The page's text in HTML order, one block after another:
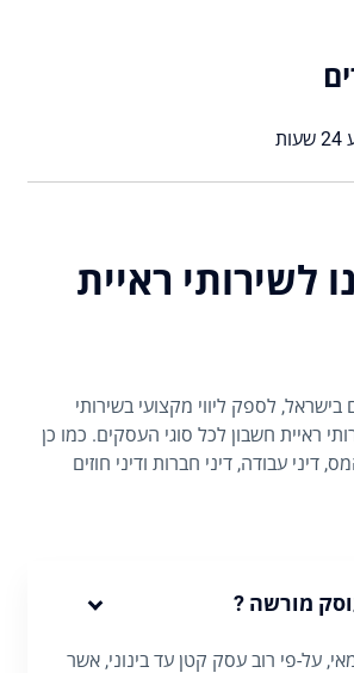
לשירותי ראיית
לספק ליווי מקצועי בשירותי
ראיית חשבון לכל סוגי העסקים. כמו כן
דיני עבודה, דיני חברות ודיני חוזים
מורשה ?
על-פי רוב עסק קטן עד בינוני, אשר